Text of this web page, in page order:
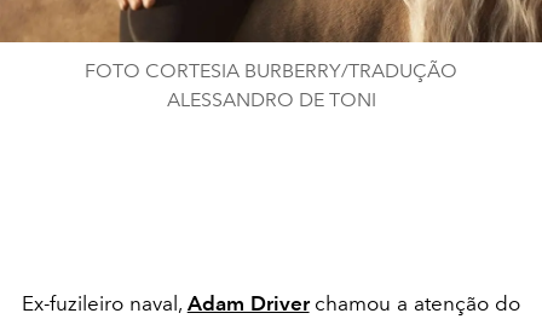
FOTO CORTESIA BURBERRY/TRADUÇÃO
ALESSANDRO DE TONI
Ex-fuzileiro naval, Adam Driverchamou a atenção do